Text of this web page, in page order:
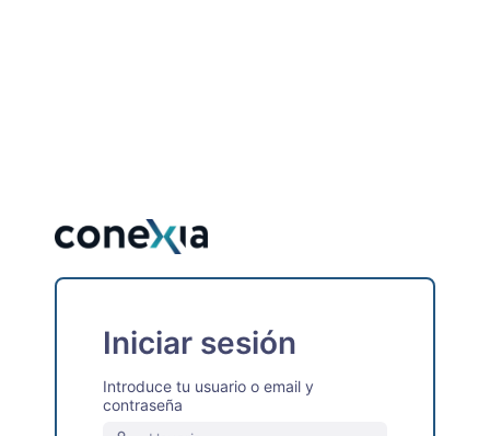
Iniciar sesión
Introduce tu usuario o email y
contraseña